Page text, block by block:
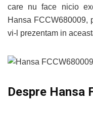
care nu face nicio
Hansa FCCW680009,
vi-l prezentam in
Despre Hansa